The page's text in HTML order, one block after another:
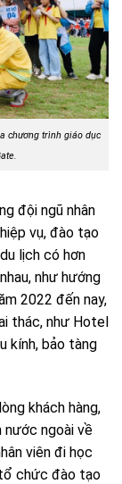
chương trình giáo dục
đội ngũ nhân
vụ, đào tạo
lịch có hơn
như hướng
2022 đến nay,
thác, như Hotel
kính, bảo tàng
khách hàng,
ngoài về
viên đi học
chức đào tạo